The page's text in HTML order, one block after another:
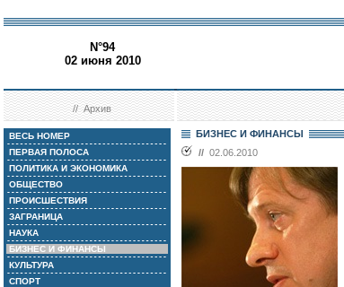
N°94
02 июня 2010
//Архив
ВЕСЬ НОМЕР
ПЕРВАЯ ПОЛОСА
ПОЛИТИКА И ЭКОНОМИКА
ОБЩЕСТВО
ПРОИСШЕСТВИЯ
ЗАГРАНИЦА
НАУКА
БИЗНЕС И ФИНАНСЫ
КУЛЬТУРА
СПОРТ
БИЗНЕС И ФИНАНСЫ
// 02.06.2010